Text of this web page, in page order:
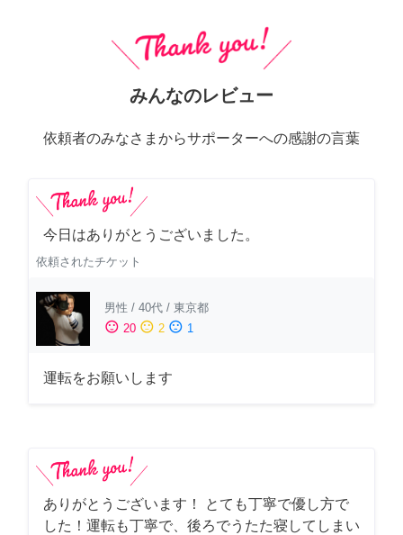
みんなのレビュー
依頼者のみなさまからサポーターへの感謝の言葉
今日はありがとうございました。
依頼されたチケット
男性 / 40代 / 東京都
sentiment_satisfied 20 sentiment_neutral 2 sentiment_dissatisfied 1
運転をお願いします
ありがとうございます！ とても丁寧で優し方で
した！運転も丁寧で、後ろでうたた寝してしまい